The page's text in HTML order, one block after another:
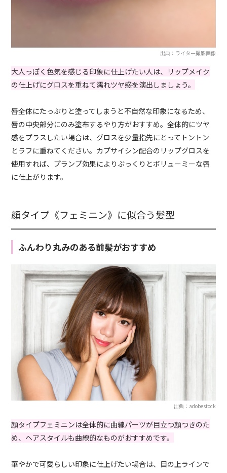
出典：ライター撮影画像
大人っぽく色気を感じる印象に仕上げたい人は、リップメイク
の仕上げにグロスを重ねて濡れツヤ感を演出しましょう。
唇全体にたっぷりと塗ってしまうと不自然な印象になるため、
唇の中央部分にのみ塗布するやり方がおすすめ。全体的にツヤ
感をプラスしたい場合は、グロスを少量指先にとってトントン
とラフに重ねてください。カプサイシン配合のリップグロスを
使用すれば、プランプ効果によりぷっくりとボリューミーな唇
に仕上がります。
顔タイプ《フェミニン》に似合う髪型
ふんわり丸みのある前髪がおすすめ
出典：adobestock
顔タイプフェミニンは全体的に曲線パーツが目立つ顔つきのた
め、ヘアスタイルも曲線的なものがおすすめです。
華やかで可愛らしい印象に仕上げたい場合は、目の上ラインで